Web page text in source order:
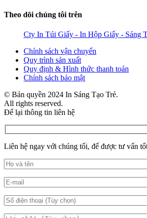
Theo dõi chúng tôi trên
Cty In Túi Giấy - In Hộp Giấy - Sáng
Chính sách vận chuyển
Quy trình sản xuất
Quy định & Hình thức thanh toán
Chính sách bảo mật
© Bản quyền 2024 In Sáng Tạo Trẻ.
All rights reserved.
Để lại thông tin liên hệ
Liên hệ ngay với chúng tối, để được tư vấn